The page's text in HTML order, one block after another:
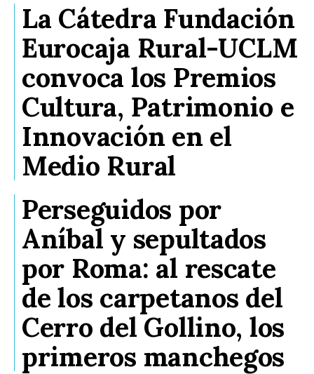
La Cátedra Fundación
Eurocaja Rural-UCLM
convoca los Premios
Cultura, Patrimonio e
Innovación en el
Medio Rural
Perseguidos por
Aníbal y sepultados
por Roma: al rescate
de los carpetanos del
Cerro del Gollino, los
primeros manchegos